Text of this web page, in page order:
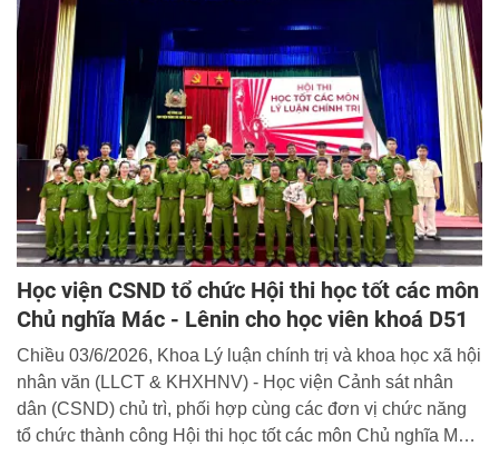
Cộng sản Việt Nam - Từ Đại hội đến Đại hội” tại trụ sở Cục
Lưu trữ, Văn phòng Trung ương Đảng.
Học viện CSND tổ chức Hội thi học tốt các môn
Chủ nghĩa Mác - Lênin cho học viên khoá D51
Chiều 03/6/2026, Khoa Lý luận chính trị và khoa học xã hội
nhân văn (LLCT & KHXHNV) - Học viện Cảnh sát nhân
dân (CSND) chủ trì, phối hợp cùng các đơn vị chức năng
tổ chức thành công Hội thi học tốt các môn Chủ nghĩa Mác